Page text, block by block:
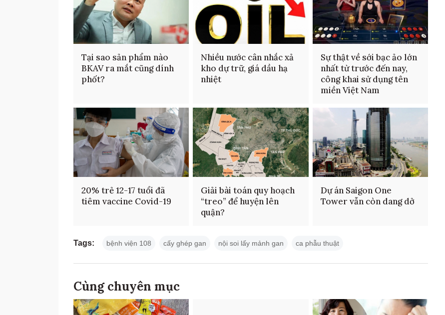
Tại sao sản phẩm nào
BKAV ra mắt cũng dính
phốt?
Nhiều nước cân nhắc xả
kho dự trữ, giá dầu hạ
nhiệt
Sự thật về sới bạc ảo lớn
nhất từ trước đến nay,
công khai sử dụng tên
miền Việt Nam
20% trẻ 12-17 tuổi đã
tiêm vaccine Covid-19
Giải bài toán quy hoạch
“treo” để huyện lên
quận?
Dự án Saigon One
Tower vẫn còn dang dở
Tags: bệnh viện 108 cấy ghép gan nội soi lấy mảnh gan ca phẫu thuật
Cùng chuyên mục